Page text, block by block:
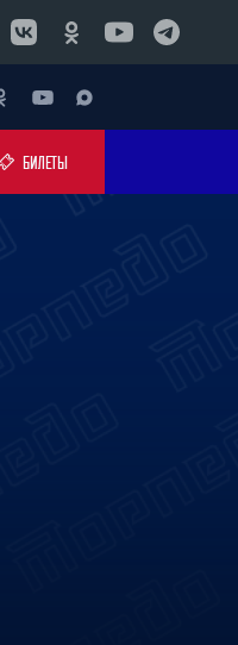
БИЛЕТЫ